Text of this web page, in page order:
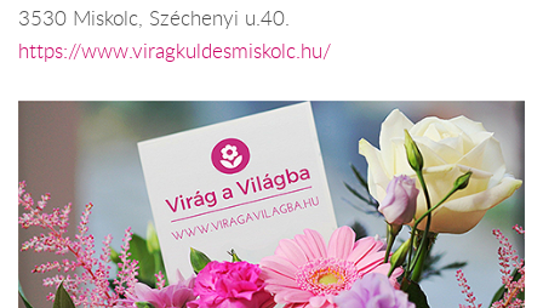
3530 Miskolc, Széchenyi u.40.
https://www.viragkuldesmiskolc.hu/